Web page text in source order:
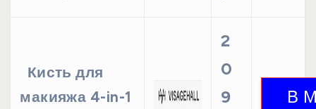
Кисть для
макияжа 4-in-1
2
0
9